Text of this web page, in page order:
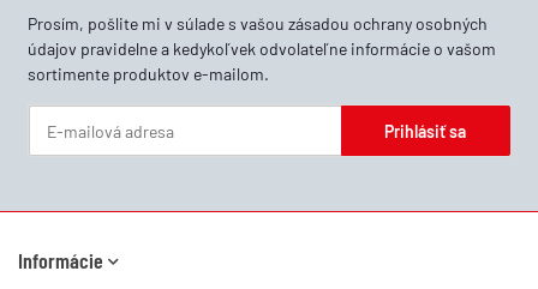
Prosím, pošlite mi v súlade s vašou zásadou ochrany osobných
údajov pravidelne a kedykoľvek odvolateľne informácie o vašom
sortimente produktov e-mailom.
Prihlásiť sa
Informácie